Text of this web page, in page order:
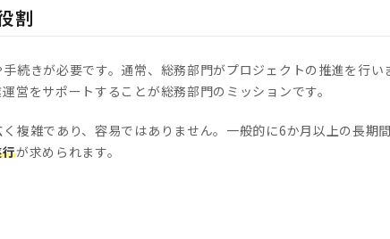
割
続きが必要です。通常、総務部門がプロジェクトの推進を行い
営をサポートすることが総務部門のミッションです。
複雑であり、容易ではありません。一般的に6か月以上の長期
が求められます。